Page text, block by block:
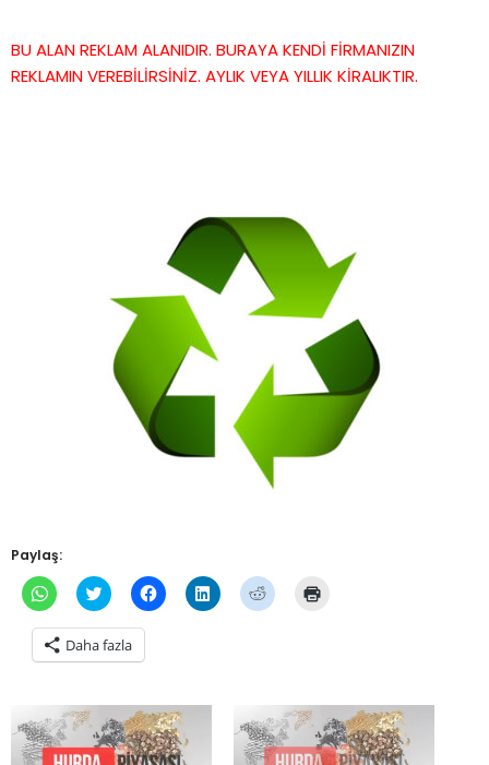
BU ALAN REKLAM ALANIDIR. BURAYA KENDİ FİRMANIZIN
REKLAMIN VEREBİLİRSİNİZ. AYLIK VEYA YILLIK KİRALIKTIR.
Paylaş:
WhatsApp'ta
paylaşmak
tıklayın
(Yeni
pencerede
Twitter
üzerinde
için
tıklayın
(Yeni
Facebook'ta
paylaşmak
Linkedln
üzerinden
Reddit
üzerinde
Daha fazla